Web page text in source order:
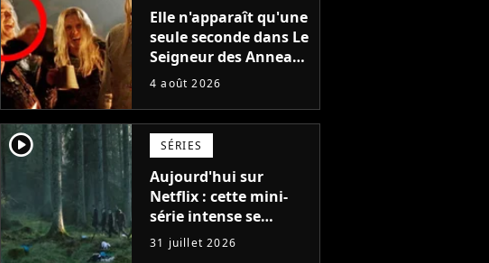
Elle n'apparaît qu'une
seule seconde dans Le
Seigneur des Anneaux
: avez-vous reconnu
cinéma dans la saga ?
4 août 2026
player2 SÉRIES
Aujourd'hui sur
Netflix : cette mini-
série intense se
regarde en une seule
après-midi
31 juillet 2026